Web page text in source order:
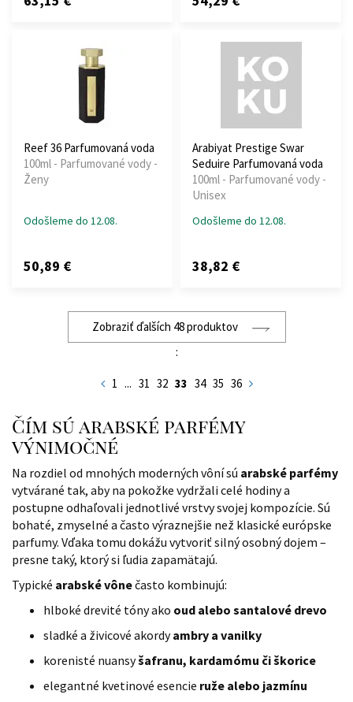
Reef 36 Parfumovaná voda
100ml - Parfumované vody -
Ženy
Odošleme do 12.08.
50,89 €
Arabiyat Prestige Swar
Seduire Parfumovaná voda
100ml - Parfumované vody -
Unisex
Odošleme do 12.08.
38,82 €
Zobraziť ďalších 48 produktov
:
1 ... 31 32 33 34 35 36
Čím sú arabské parfémy
výnimočné
Na rozdiel od mnohých moderných vôní sú arabské parfémy
vytvárané tak, aby na pokožke vydržali celé hodiny a
postupne odhaľovali jednotlivé vrstvy svojej kompozície. Sú
bohaté, zmyselné a často výraznejšie než klasické európske
parfumy. Vďaka tomu dokážu vytvoriť silný osobný dojem –
presne taký, ktorý si ľudia zapamätajú.
Typické arabské vônečasto kombinujú:
hlboké drevité tóny ako oud alebo santalové drevo
sladké a živicové akordyambry a vanilky
korenisté nuansyšafranu, kardamómu či škorice
elegantné kvetinové esencie ruže alebo jazmínu